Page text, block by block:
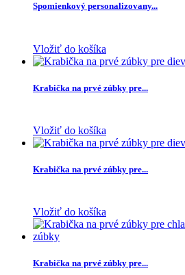
Spomienkový personalizovany...
Vložiť do košíka
Krabička na prvé zúbky pre...
Vložiť do košíka
Krabička na prvé zúbky pre...
Vložiť do košíka
Krabička na prvé zúbky pre...